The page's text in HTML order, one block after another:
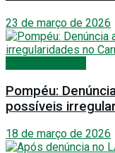
23 de março de 2026
Pompéu:
possíveis
18 de março de 2026